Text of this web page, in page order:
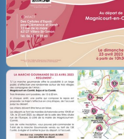
BOUTIQUE
CONTACT
PHOTOS
DONS